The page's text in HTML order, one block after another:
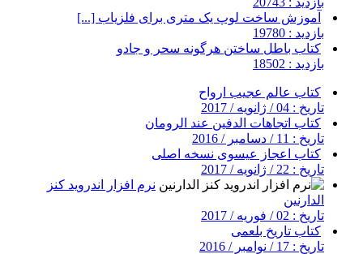
آموزش ساخت لوپ یک متری برای فلزیاب [...]
بازدید : 19780
کتاب باطل ساختن هرگونه سحر و جادو
بازدید : 18502
کتاب عالم عجیب ارواح
تاریخ : 04 / ژانویه / 2017
کتاب اتجاهات الدفين عند الرومان
تاریخ : 11 / دسامبر / 2016
کتاب اعجاز عیسوی نسخه اصلی
تاریخ : 22 / ژانویه / 2017
نرم افزار اندروید کنز
الدارنین
تاریخ : 02 / فوریه / 2017
کتاب تاریخ بلعمی
تاریخ : 17 / نوامبر / 2016